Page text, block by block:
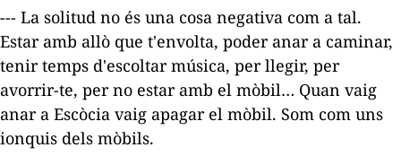
--- La solitud no és una cosa negativa com a tal.
Estar amb allò que t'envolta, poder anar a caminar,
tenir temps d'escoltar música, per llegir, per
avorrir-te, per no estar amb el mòbil… Quan vaig
anar a Escòcia vaig apagar el mòbil. Som com uns
ionquis dels mòbils.